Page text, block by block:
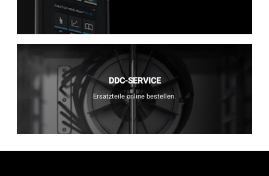
DDC-SERVICE
Ersatzteile online bestellen.